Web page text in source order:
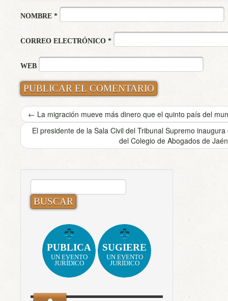
NOMBRE *
CORREO ELECTRÓNICO *
WEB
← La migración mueve más dinero que el quinto país del
El presidente de la Sala Civil del Tribunal Supremo
del Colegio de Abogados de
BUSCAR:
PUBLICA
UN EVENTO
JURÍDICO
SUGIERE
UN EVENTO
JURÍDICO